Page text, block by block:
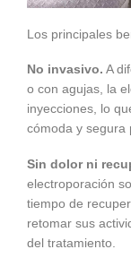
Los principales
No invasivo. A
o con agujas, la
inyecciones, lo
cómoda y segura
Sin dolor ni
electroporación
tiempo de
retomar sus
del tratamiento.